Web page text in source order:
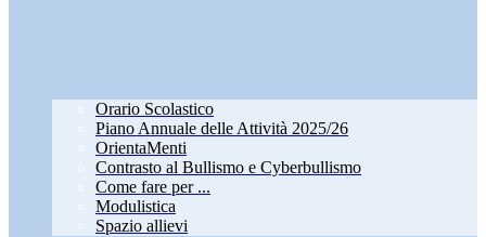
Orario Scolastico
Piano Annuale delle Attività 2025/26
OrientaMenti
Contrasto al Bullismo e Cyberbullismo
Come fare per ...
Modulistica
Spazio allievi